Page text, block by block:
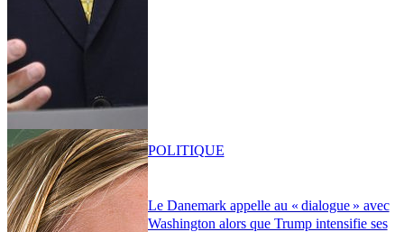
Le Danemark appelle au « dialogue » avec
Washington alors que Trump intensifie ses
POLITIQUE